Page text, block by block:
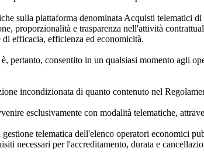
sulla piattaforma denominata Acquisti
proporzionalità e trasparenza nell'attività
efficacia, efficienza ed economicità.
pertanto, consentito in un qualsiasi momento agli
incondizionata di quanto contenuto nel
esclusivamente con modalità telematiche,
telematica dell'elenco operatori economici
necessari per l'accreditamento, durata e